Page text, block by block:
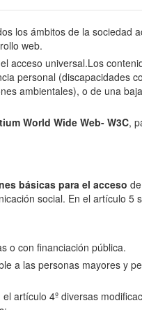
los ámbitos de la sociedad
web.
acceso universal.Los
personal (discapacidades
ambientales), o de una
World Wide Web- W3C,
básicas para el acceso
social. En el artículo 5
o con financiación pública.
a las personas mayores y
el artículo 4º diversas